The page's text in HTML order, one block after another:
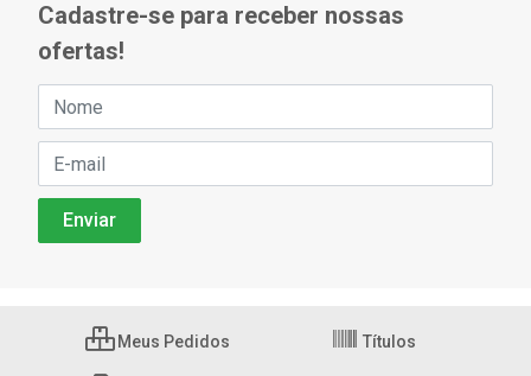
Cadastre-se para receber nossas
ofertas!
Meus Pedidos Títulos